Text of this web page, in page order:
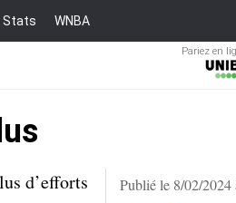
Stats WNBA
Pariez en
Publié le 8/02/2024
d’efforts